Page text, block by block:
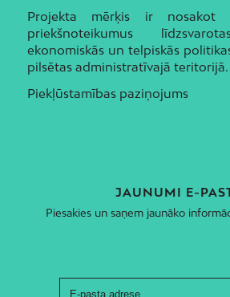
Projekta mērķis ir nosakot
priekšnoteikumus
ekonomiskās un telpiskās
pilsētas administratīvajā teritorijā.
Piekļūstamības paziņojums
JAUNUMI E-
Piesakies un saņem jaunāko